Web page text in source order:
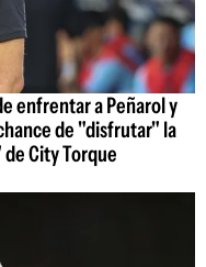
enfrentar a Peñarol y
de "disfrutar" la
City Torque